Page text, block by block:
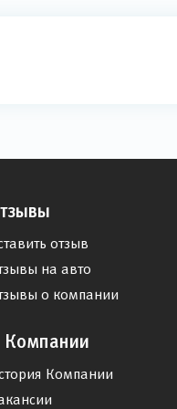
отзыв
на авто
о компании
Компании
Компании